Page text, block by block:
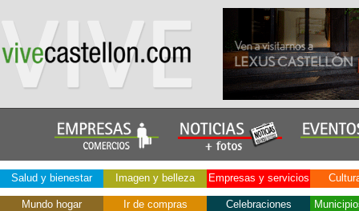
Salud y bienestar Imagen y belleza Empresas y servicios
Mundo hogar Ir de compras Celebraciones